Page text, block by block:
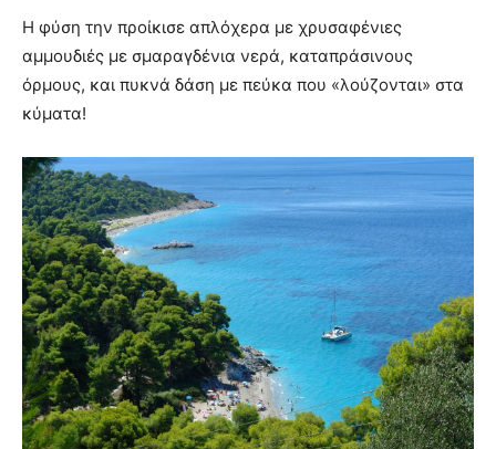
Η φύση την προίκισε απλόχερα με χρυσαφένιες
αμμουδιές με σμαραγδένια νερά, καταπράσινους
όρμους, και πυκνά δάση με πεύκα που «λούζονται» στα
κύματα!